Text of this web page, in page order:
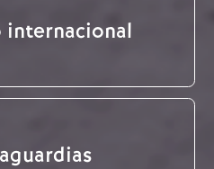
internacional